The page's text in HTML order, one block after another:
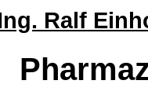
Ralf